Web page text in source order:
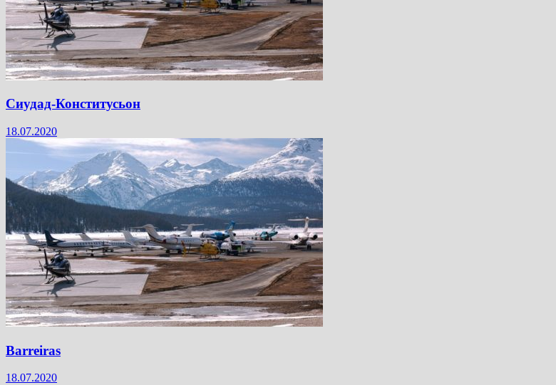
Сиудад-Конститусьон
18.07.2020
Barreiras
18.07.2020